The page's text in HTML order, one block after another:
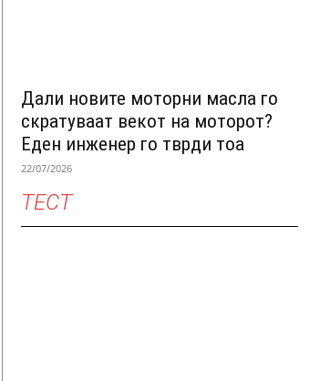
Дали новите моторни масла го
скратуваат векот на моторот?
Еден инженер го тврди тоа
22/07/2026
ТЕСТ